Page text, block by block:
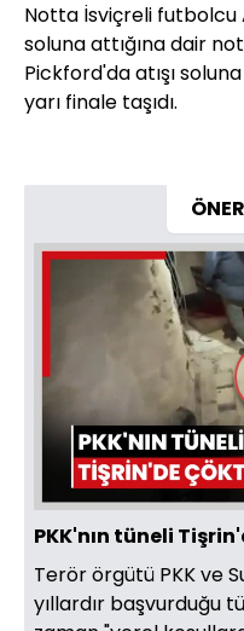
Notta İsviçreli futbolcu
soluna attığına dair
Pickford'da atışı
yarı finale taşıdı.
PKK'nın tüneli
Terör örgütü PKK ve
yıllardır başvurduğu